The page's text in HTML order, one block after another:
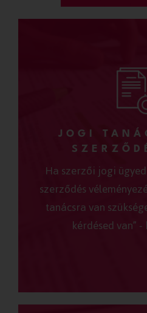
JOGI
Ha szerzői jogi
szerződés
tanácsra van
kérdésed van”